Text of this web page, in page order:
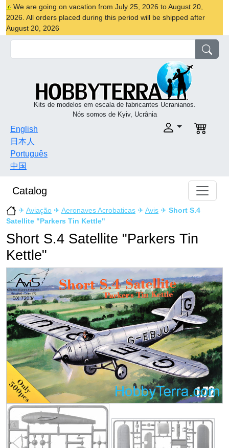
We are going on vacation from July 25, 2026 to August 20,
2026. All orders placed during this period will be shipped after
August 20, 2026
Kits de modelos em escala de fabricantes Ucranianos.
Nós somos de Kyiv, Ucrânia
English
日本人
Português
中国
Catalog
✈ Aviação ✈ Aeronaves Acrobaticas ✈ Avis ✈ Short S.4
Satellite "Parkers Tin Kettle"
Short S.4 Satellite "Parkers Tin
Kettle"